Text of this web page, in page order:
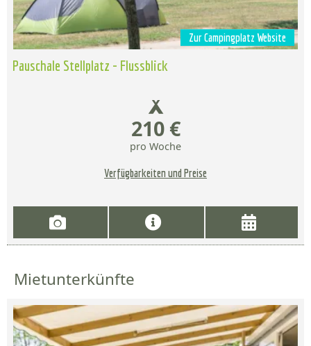
Zur Campingplatz Website
Pauschale Stellplatz - Flussblick
210 €
pro Woche
Verfügbarkeiten und Preise
Mietunterkünfte